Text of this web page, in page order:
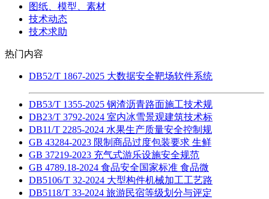
图纸、模型、素材
技术动态
技术求助
热门内容
DB52/T 1867-2025 大数据安全靶场软件系统
DB53/T 1355-2025 钢渣沥青路面施工技术规
DB23/T 3792-2024 室内冰雪景观建筑技术标
DB11/T 2285-2024 水果生产质量安全控制规
GB 43284-2023 限制商品过度包装要求 生鲜
GB 37219-2023 充气式游乐设施安全规范
GB 4789.18-2024 食品安全国家标准 食品微
DB5106/T 32-2024 大型构件机械加工工艺路
DB5118/T 33-2024 旅游民宿等级划分与评定